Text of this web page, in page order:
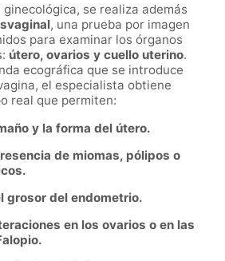
se realiza además
, una prueba por imagen
para examinar los órganos
útero, ovarios y cuello uterino.
ecográfica que se introduce
el especialista obtiene
real que permiten:
y la forma del útero.
de miomas, pólipos o
grosor del endometrio.
en los ovarios o en las